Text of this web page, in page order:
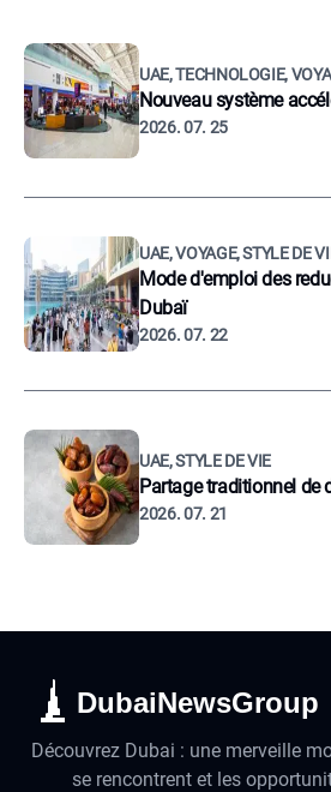
UAE, TECHNOLOGIE,
Nouveau système
2026. 07. 25
UAE, VOYAGE, STYLE DE
Mode d'emploi des
Dubaï
2026. 07. 22
UAE, STYLE DE VIE
Partage traditionnel de
2026. 07. 21
DubaiNewsGroup
Découvrez Dubai : une merveille
se rencontrent et les